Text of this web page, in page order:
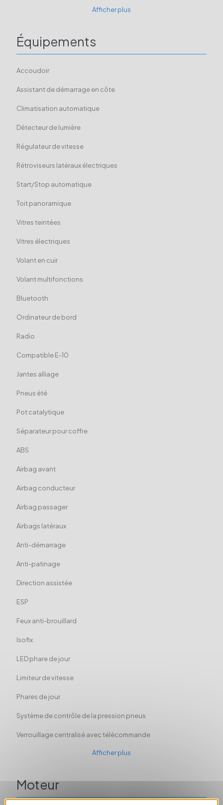
Afficher plus
Équipements
Accoudoir
Assistant de démarrage en côte
Climatisation automatique
Détecteur de lumière
Régulateur de vitesse
Rétroviseurs latéraux électriques
Start/Stop automatique
Toit panoramique
Vitres teintées
Vitres électriques
Volant en cuir
Volant multifonctions
Bluetooth
Ordinateur de bord
Radio
Compatible E-10
Jantes alliage
Pneus été
Pot catalytique
Séparateur pour coffre
ABS
Airbag avant
Airbag conducteur
Airbag passager
Airbags latéraux
Anti-démarrage
Anti-patinage
Direction assistée
ESP
Feux anti-brouillard
Isofix
LED phare de jour
Limiteur de vitesse
Phares de jour
Système de contrôle de la pression pneus
Verrouillage centralisé avec télécommande
Afficher plus
Moteur